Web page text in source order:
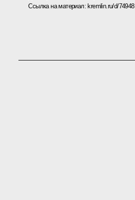
Ссылка на материал: kremlin.ru/d/74948